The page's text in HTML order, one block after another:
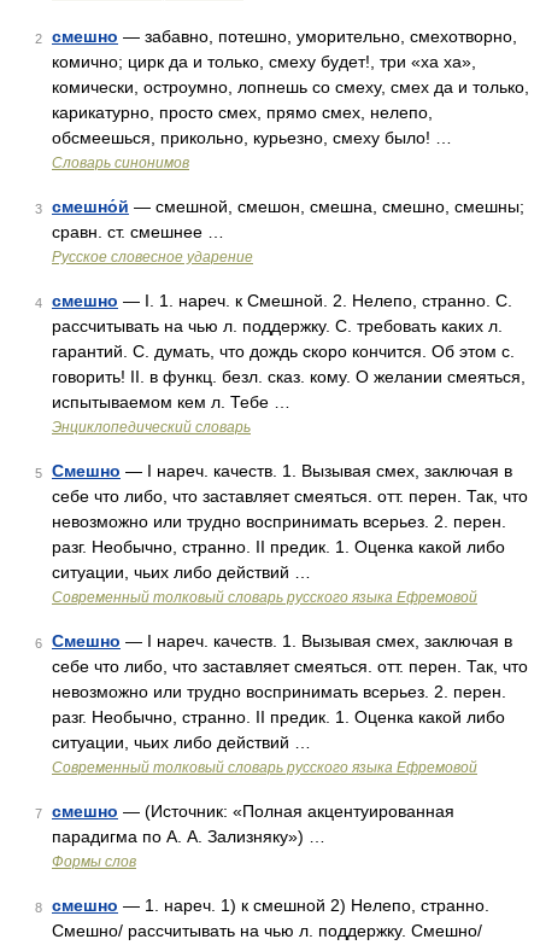
2 смешно — забавно, потешно, уморительно, смехотворно,
комично; цирк да и только, смеху будет!, три «ха ха»,
комически, остроумно, лопнешь со смеху, смех да и только,
карикатурно, просто смех, прямо смех, нелепо,
обсмеешься, прикольно, курьезно, смеху было! …
Словарь синонимов
3 смешно́й — смешной, смешон, смешна, смешно, смешны;
сравн. ст. смешнее …
Русское словесное ударение
4 смешно — I. 1. нареч. к Смешной. 2. Нелепо, странно. С.
рассчитывать на чью л. поддержку. С. требовать каких л.
гарантий. С. думать, что дождь скоро кончится. Об этом с.
говорить! II. в функц. безл. сказ. кому. О желании смеяться,
испытываемом кем л. Тебе …
Энциклопедический словарь
5 Смешно — I нареч. качеств. 1. Вызывая смех, заключая в
себе что либо, что заставляет смеяться. отт. перен. Так, что
невозможно или трудно воспринимать всерьез. 2. перен.
разг. Необычно, странно. II предик. 1. Оценка какой либо
ситуации, чьих либо действий …
Современный толковый словарь русского языка Ефремовой
6 Смешно — I нареч. качеств. 1. Вызывая смех, заключая в
себе что либо, что заставляет смеяться. отт. перен. Так, что
невозможно или трудно воспринимать всерьез. 2. перен.
разг. Необычно, странно. II предик. 1. Оценка какой либо
ситуации, чьих либо действий …
Современный толковый словарь русского языка Ефремовой
7 смешно — (Источник: «Полная акцентуированная
парадигма по А. А. Зализняку») …
Формы слов
8 смешно — 1. нареч. 1) к смешной 2) Нелепо, странно.
Смешно/ рассчитывать на чью л. поддержку. Смешно/